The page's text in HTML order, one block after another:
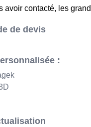
avoir contacté, les
de devis
: